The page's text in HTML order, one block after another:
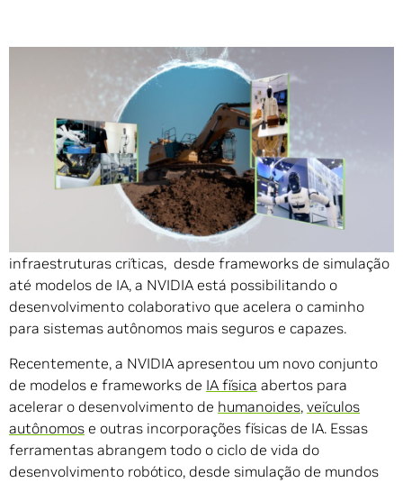
Compartilhe
O código aberto tornou-se essencial para impulsionar a
inovação em robótica e autonomia. Ao fornecer acesso a
infraestruturas críticas, desde frameworks de simulação
até modelos de IA, a NVIDIA está possibilitando o
desenvolvimento colaborativo que acelera o caminho
para sistemas autônomos mais seguros e capazes.
Recentemente, a NVIDIA apresentou um novo conjunto
de modelos e frameworks de IA física abertos para
acelerar o desenvolvimento de humanoides, veículos
autônomos e outras incorporações físicas de IA. Essas
ferramentas abrangem todo o ciclo de vida do
desenvolvimento robótico, desde simulação de mundos